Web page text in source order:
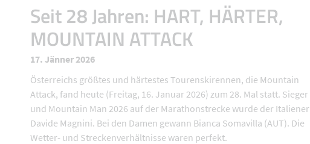
Seit 28 Jahren: HART, HÄRTER,
MOUNTAIN ATTACK
17. Jänner 2026
Österreichs größtes und härtestes Tourenskirennen, die Mountain
Attack, fand heute (Freitag, 16. Januar 2026) zum 28. Mal statt. Sieger
und Mountain Man 2026 auf der Marathonstrecke wurde der Italiener
Davide Magnini. Bei den Damen gewann Bianca Somavilla (AUT). Die
Wetter- und Streckenverhältnisse waren perfekt.